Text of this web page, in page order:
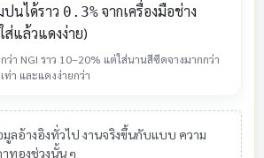
นได้ราว 0.3%จากเครื่องมือช่าง
แล้วแดงง่าย)
า NGI ราว 10–20% แต่ใส่นานสีซีดจางมากกว่า
ท่า และแดงง่ายกว่า
ลอ้างอิงทั่วไป งานจริงขึ้นกับแบบ ความ
ทองช่วงนั้น ๆ